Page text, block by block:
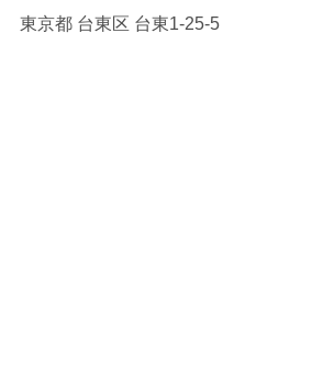
東京都 台東区 台東1-25-5